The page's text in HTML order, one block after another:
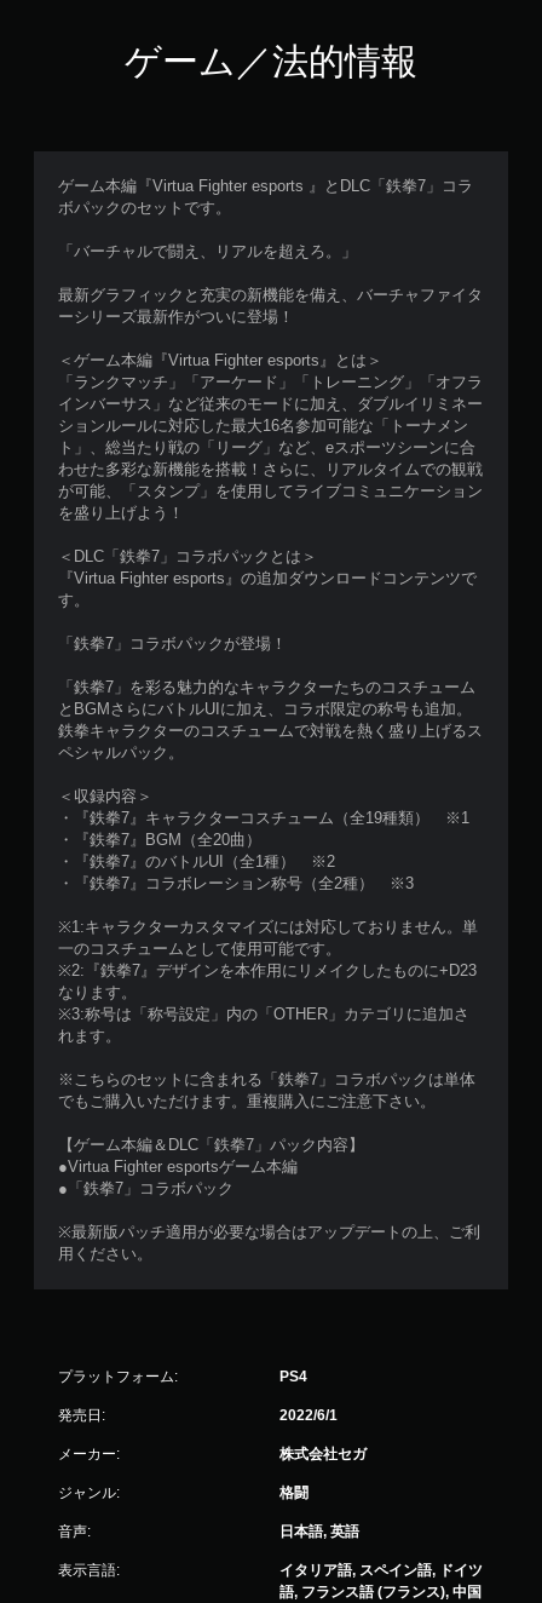
ゲーム／法的情報
ゲーム本編『Virtua Fighter esports 』とDLC「鉄拳7」コラ
ボパックのセットです。
「バーチャルで闘え、リアルを超えろ。」
最新グラフィックと充実の新機能を備え、バーチャファイタ
ーシリーズ最新作がついに登場！
＜ゲーム本編『Virtua Fighter esports』とは＞
「ランクマッチ」「アーケード」「トレーニング」「オフラ
インバーサス」など従来のモードに加え、ダブルイリミネー
ションルールに対応した最大16名参加可能な「トーナメン
ト」、総当たり戦の「リーグ」など、eスポーツシーンに合
わせた多彩な新機能を搭載！さらに、リアルタイムでの観戦
が可能、「スタンプ」を使用してライブコミュニケーション
を盛り上げよう！
＜DLC「鉄拳7」コラボパックとは＞
『Virtua Fighter esports』の追加ダウンロードコンテンツで
す。
「鉄拳7」コラボパックが登場！
「鉄拳7」を彩る魅力的なキャラクターたちのコスチューム
とBGMさらにバトルUIに加え、コラボ限定の称号も追加。
鉄拳キャラクターのコスチュームで対戦を熱く盛り上げるス
ペシャルパック。
＜収録内容＞
・『鉄拳7』キャラクターコスチューム（全19種類） ※1
・『鉄拳7』BGM（全20曲）
・『鉄拳7』のバトルUI（全1種） ※2
・『鉄拳7』コラボレーション称号（全2種） ※3
※1:キャラクターカスタマイズには対応しておりません。単
一のコスチュームとして使用可能です。
※2:『鉄拳7』デザインを本作用にリメイクしたものに+D23
なります。
※3:称号は「称号設定」内の「OTHER」カテゴリに追加さ
れます。
※こちらのセットに含まれる「鉄拳7」コラボパックは単体
でもご購入いただけます。重複購入にご注意下さい。
【ゲーム本編＆DLC「鉄拳7」パック内容】
●Virtua Fighter esportsゲーム本編
●「鉄拳7」コラボパック
※最新版パッチ適用が必要な場合はアップデートの上、ご利
用ください。
プラットフォーム: PS4
発売日: 2022/6/1
メーカー: 株式会社セガ
ジャンル: 格闘
音声: 日本語, 英語
表示言語:
イタリア語, スペイン語, ドイツ
語, フランス語 (フランス), 中国